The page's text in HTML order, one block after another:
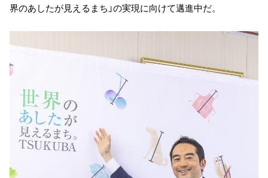
界のあしたが見えるまち」の実現に向けて邁進中だ。